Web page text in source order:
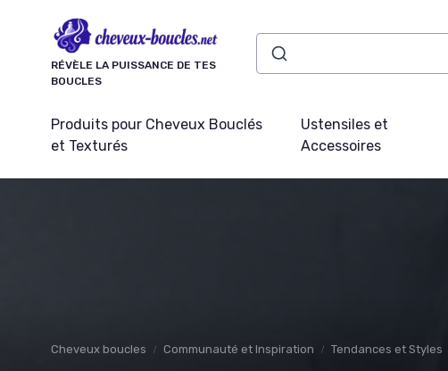
RÉVÈLE LA PUISSANCE DE TES
BOUCLES
Produits pour Cheveux Bouclés
et Texturés
Ustensiles et
Accessoires
Cheveux boucles Communauté et Inspiration Tendances et Styles